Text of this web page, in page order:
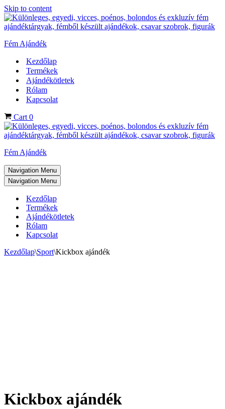
Skip to content
Fém Ajándék
Kezdőlap
Termékek
Ajándékötletek
Rólam
Kapcsolat
Cart 0
Fém Ajándék
Navigation Menu
Navigation Menu
Kezdőlap
Termékek
Ajándékötletek
Rólam
Kapcsolat
Kezdőlap\Sport\Kickbox ajándék
Kickbox ajándék